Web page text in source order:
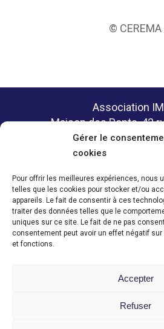
Gérer le
cookies
Pour offrir les meilleures expériences, nous
telles que les cookies pour stocker et/ou
appareils. Le fait de consentir à ces
traiter des données telles que le
uniques sur ce site. Le fait de ne pas
consentement peut avoir un effet négatif
et fonctions.
Accepter
Refuser
© CEREMA
Association
Maison des Ponts, 42
75116
Politique de
Mentions
Espace